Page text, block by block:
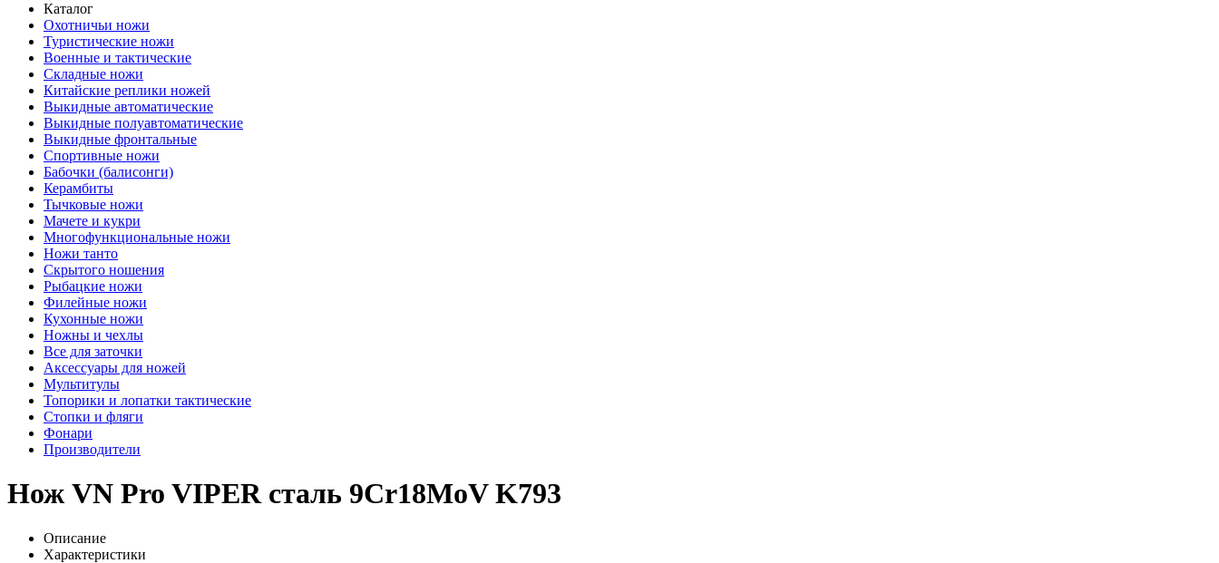
Каталог
Охотничьи ножи
Туристические ножи
Военные и тактические
Складные ножи
Китайские реплики ножей
Выкидные автоматические
Выкидные полуавтоматические
Выкидные фронтальные
Спортивные ножи
Бабочки (балисонги)
Керамбиты
Тычковые ножи
Мачете и кукри
Многофункциональные ножи
Ножи танто
Скрытого ношения
Рыбацкие ножи
Филейные ножи
Кухонные ножи
Ножны и чехлы
Все для заточки
Аксессуары для ножей
Мультитулы
Топорики и лопатки тактические
Стопки и фляги
Фонари
Производители
Нож VN Pro VIPER сталь 9Cr18MoV K793
Описание
Характеристики